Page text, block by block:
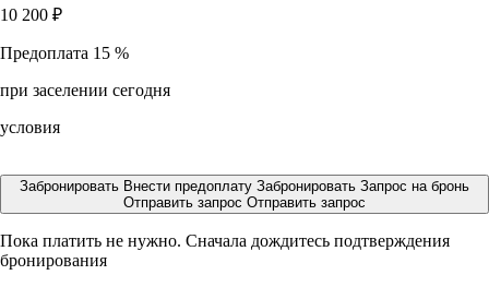
10 200 ₽
Предоплата 15 %
при заселении сегодня
условия
Забронировать Внести предоплату Забронировать Запрос на бронь
Отправить запрос Отправить запрос
Пока платить не нужно. Сначала дождитесь подтверждения
бронирования